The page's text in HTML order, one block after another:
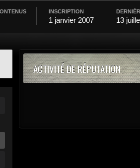
INSCRIPTION
1 janvier 2007 13
ACTIVITÉ DE RÉPUTATION